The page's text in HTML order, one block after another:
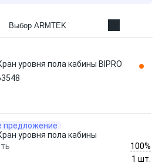
Выбор ARMTEK
уровня пола кабины BIPRO
предложение
уровня пола кабины
100%
1 шт.